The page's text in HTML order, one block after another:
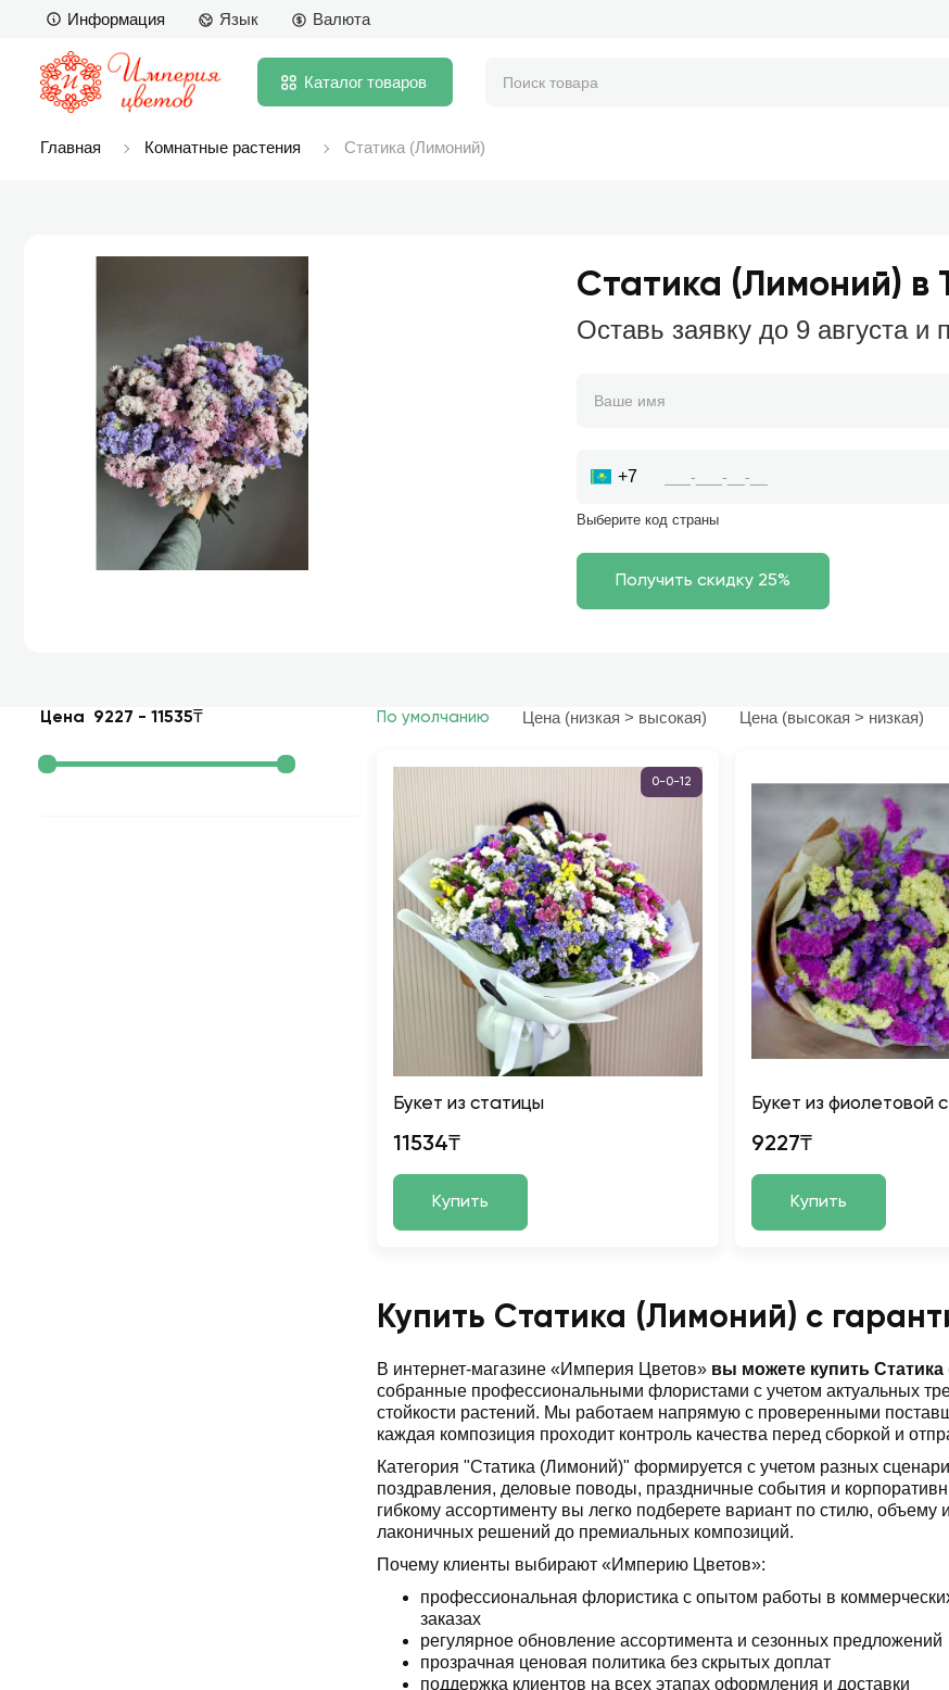
Информация Язык Валюта
Каталог товаров
Главная Комнатные растения Статика (Лимоний)
Статика (Лимоний) в
Оставь заявку до 9 августа и
+7
Выберите код страны
Цена 9227 - 11535₸ По умолчанию Цена (низкая > высокая) Цена (высокая > низкая)
0-0-12
Букет из статицы
11534₸
Купить
Букет из фиолетовой
9227₸
Купить
Купить Статика (Лимоний) с
В интернет-магазине «Империя Цветов» вы можете купить
собранные профессиональными флористами с учетом актуальных
стойкости растений. Мы работаем напрямую с проверенными
каждая композиция проходит контроль качества перед сборкой и
Категория "Статика (Лимоний)" формируется с учетом разных
поздравления, деловые поводы, праздничные события и
гибкому ассортименту вы легко подберете вариант по стилю,
лаконичных решений до премиальных композиций.
Почему клиенты выбирают «Империю Цветов»:
профессиональная флористика с опытом работы в
заказах
регулярное обновление ассортимента и сезонных предложений
прозрачная ценовая политика без скрытых доплат
поддержка клиентов на всех этапах оформления и доставки